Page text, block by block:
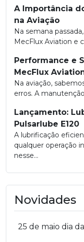
A Importância
na Aviação
Na semana
MecFlux Aviation e
Performance e
MecFlux
Na aviação,
erros. A
Lançamento:
Pulsarlube E120
A lubrificação
qualquer operação
nesse...
Novidades
25 de maio dia